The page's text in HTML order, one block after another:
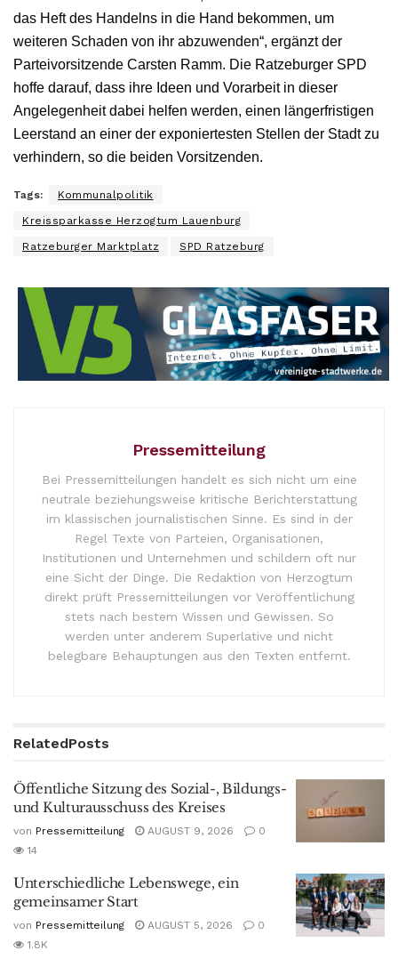
das Heft des Handelns in die Hand bekommen, um
weiteren Schaden von ihr abzuwenden“, ergänzt der
Parteivorsitzende Carsten Ramm. Die Ratzeburger SPD
hoffe darauf, dass ihre Ideen und Vorarbeit in dieser
Angelegenheit dabei helfen werden, einen längerfristigen
Leerstand an einer der exponiertesten Stellen der Stadt zu
verhindern, so die beiden Vorsitzenden.
Tags: Kommunalpolitik
Kreissparkasse Herzogtum Lauenburg
Ratzeburger Marktplatz SPD Ratzeburg
Pressemitteilung
Bei Pressemitteilungen handelt es sich nicht um eine
neutrale beziehungsweise kritische Berichterstattung
im klassischen journalistischen Sinne. Es sind in der
Regel Texte von Parteien, Organisationen,
Institutionen und Unternehmen und schildern oft nur
eine Sicht der Dinge. Die Redaktion von Herzogtum
direkt prüft Pressemitteilungen vor Veröffentlichung
stets nach bestem Wissen und Gewissen. So
werden unter anderem Superlative und nicht
belegbare Behauptungen aus den Texten entfernt.
RelatedPosts
Öffentliche Sitzung des Sozial-, Bildungs-
und Kulturausschuss des Kreises
von Pressemitteilung AUGUST 9, 2026
0
14
Unterschiedliche Lebenswege, ein
gemeinsamer Start
von Pressemitteilung AUGUST 5, 2026
0
1.8K